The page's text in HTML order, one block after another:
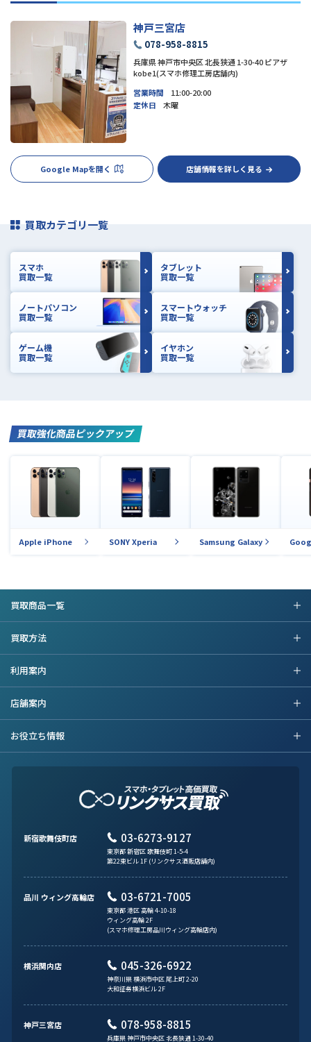
神戸三宮店
078-958-8815
兵庫県 神戸市中央区 北長狭通 1-30-40 ピアザ
kobe1(スマホ修理工房店舗内)
営業時間
11:00-20:00
定休日
木曜
Google Mapを開く 店舗情報を詳しく見る
買取カテゴリ一覧
スマホ
買取一覧
タブレット
買取一覧
ノートパソコン
買取一覧
スマートウォッチ
買取一覧
ゲーム機
買取一覧
イヤホン
買取一覧
買取強化商品ピックアップ
Apple iPhone SONY Xperia Samsung Galaxy
買取商品一覧
買取方法
利用案内
店舗案内
お役立ち情報
新宿歌舞伎町店 03-6273-9127
東京都 新宿区 歌舞伎町 1-5-4
第22東ビル 1F (リンクサス酒販店舗内)
品川 ウィング高輪店 03-6721-7005
東京都 港区 高輪 4-10-18
ウィング高輪 2F
(スマホ修理工房品川ウィング高輪店内)
横浜関内店 045-326-6922
神奈川県 横浜市中区 尾上町 2-20
大和証券横浜ビル 2F
神戸三宮店 078-958-8815
兵庫県 神戸市中央区 北長狭通 1-30-40